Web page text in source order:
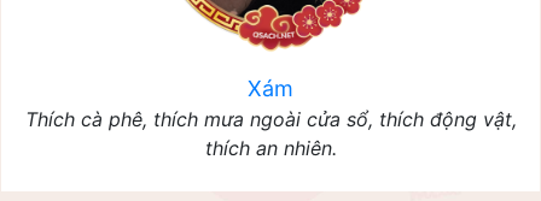
Xám
Thích cà phê, thích mưa ngoài cửa sổ, thích động vật,
thích an nhiên.